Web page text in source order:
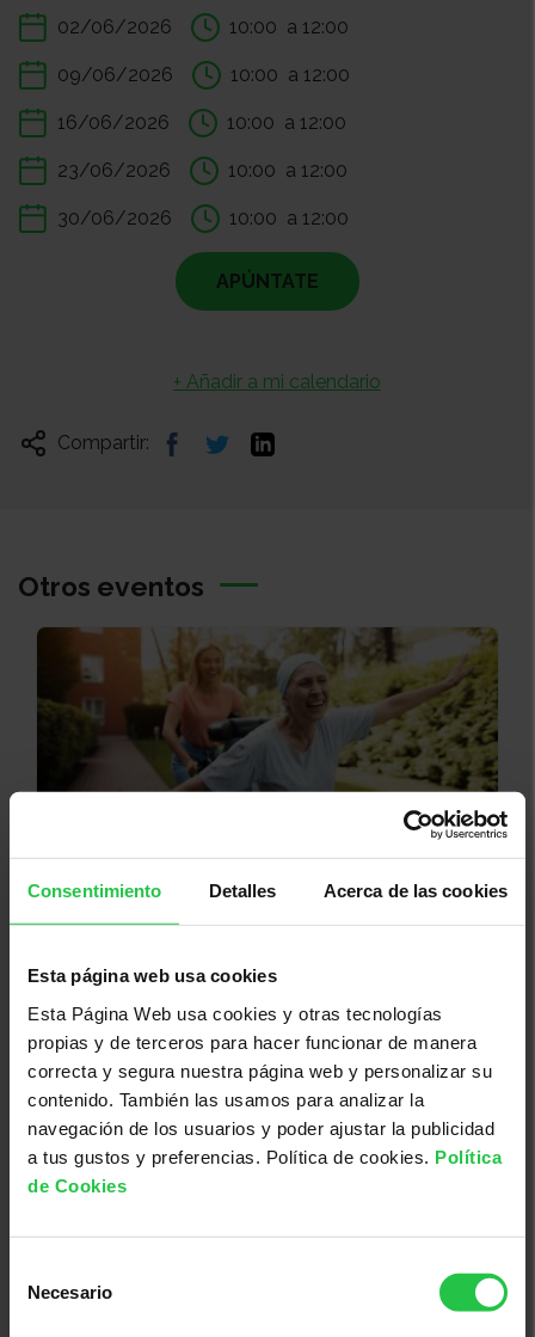
Consentimiento Detalles Acerca de las cookies
Esta página web usa cookies
Esta Página Web usa cookies y otras tecnologías
propias y de terceros para hacer funcionar de manera
correcta y segura nuestra página web y personalizar su
contenido. También las usamos para analizar la
navegación de los usuarios y poder ajustar la publicidad
a tus gustos y preferencias. Política de cookies. Política
de Cookies
Necesario
02/06/2026 10:00 a 12:00
09/06/2026 10:00 a 12:00
16/06/2026 10:00 a 12:00
23/06/2026 10:00 a 12:00
30/06/2026 10:00 a 12:00
APÚNTATE
+ Añadir a mi calendario
Compartir:
Otros eventos
25/08/2026
Incapacitat temporal i permanent
per treballar des d'una perspectiva
d'Oncologia